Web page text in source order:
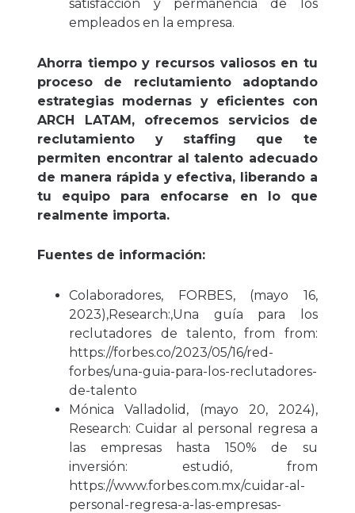
satisfacción y permanencia de los
empleados en la empresa.
Ahorra tiempo y recursos valiosos en tu
proceso de reclutamiento adoptando
estrategias modernas y eficientes con
ARCH LATAM, ofrecemos servicios de
reclutamiento y staffing que te
permiten encontrar al talento adecuado
de manera rápida y efectiva, liberando a
tu equipo para enfocarse en lo que
realmente importa.
Fuentes de información:
Colaboradores, FORBES, (mayo 16,
2023),Research:,Una guía para los
reclutadores de talento, from from:
https://forbes.co/2023/05/16/red-
forbes/una-guia-para-los-reclutadores-
de-talento
Mónica Valladolid, (mayo 20, 2024),
Research: Cuidar al personal regresa a
las empresas hasta 150% de su
inversión: estudió, from
https://www.forbes.com.mx/cuidar-al-
personal-regresa-a-las-empresas-